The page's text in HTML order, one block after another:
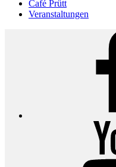
Café Prütt
Veranstaltungen